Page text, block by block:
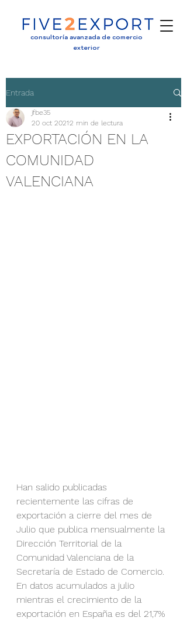
consultoría avanzada de comercio
exterior
Entrada
EXPORTACIÓN EN LA
COMUNIDAD
VALENCIANA
jfbe35
20 oct 20212 min de lectura
Han salido publicadas
recientemente las cifras de
exportación a cierre del mes de
Julio que publica mensualmente la
Dirección Territorial de la
Comunidad Valenciana de la
Secretaría de Estado de Comercio.
En datos acumulados a julio
mientras el crecimiento de la
exportación en España es del 21,7%